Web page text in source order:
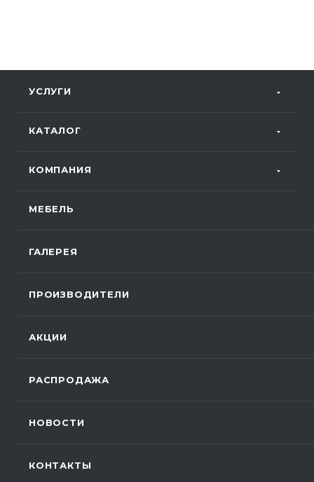
УСЛУГИ
КАТАЛОГ
КОМПАНИЯ
МЕБЕЛЬ
ГАЛЕРЕЯ
ПРОИЗВОДИТЕЛИ
АКЦИИ
РАСПРОДАЖА
НОВОСТИ
КОНТАКТЫ